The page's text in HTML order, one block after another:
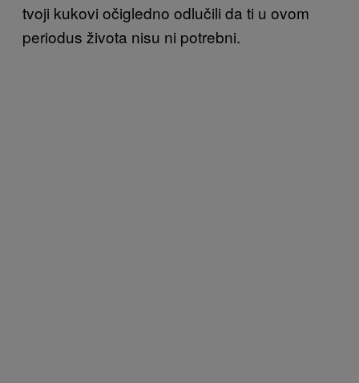
tvoji kukovi očigledno odlučili da ti u ovom
periodus života nisu ni potrebni.